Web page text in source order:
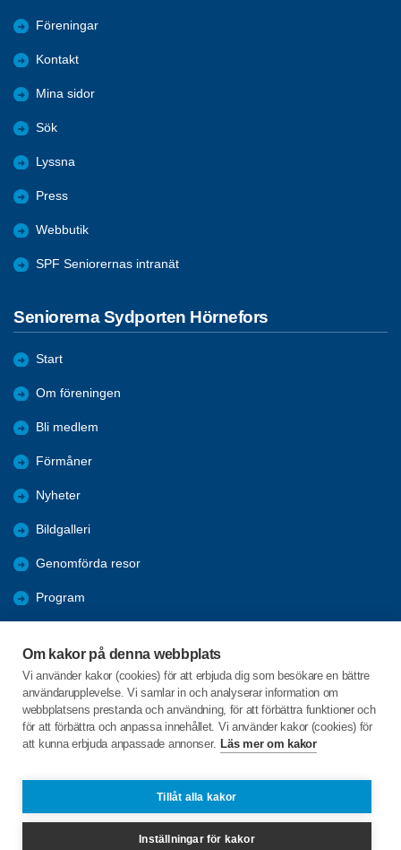
Om kakor på denna webbplats
Vi använder kakor (cookies) för att erbjuda dig som besökare en bättre
användarupplevelse. Vi samlar in och analyserar information om
webbplatsens prestanda och användning, för att förbättra funktioner och
för att förbättra och anpassa innehållet. Vi använder kakor (cookies) för
att kunna erbjuda anpassade annonser. Läs mer om kakor
Tillåt alla kakor
Inställningar för kakor
Föreningar
Kontakt
Mina sidor
Sök
Lyssna
Press
Webbutik
SPF Seniorernas intranät
Seniorerna Sydporten Hörnefors
Start
Om föreningen
Bli medlem
Förmåner
Nyheter
Bildgalleri
Genomförda resor
Program
Årsmöten
Hänt i Sydporten
C/o:Christer Fredriksson